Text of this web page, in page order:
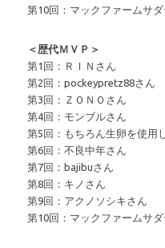
第10回：マックファームサ
＜歴代ＭＶＰ＞
第1回：ＲＩＮさん
第2回：pockeypretz88さん
第3回：ＺＯＮＯさん
第4回：モンブルさん
第5回：もちろん生卵を使用
第6回：不良中年さん
第7回：bajibuさん
第8回：キノさん
第9回：アクノソシキさん
第10回：マックファームサ